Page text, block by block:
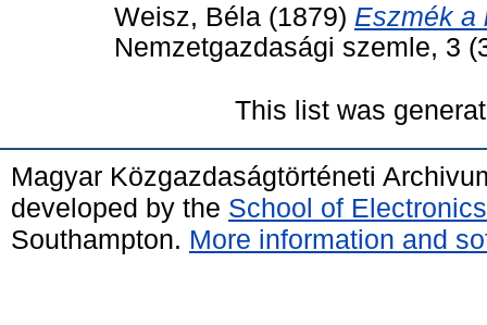
Weisz, Béla (1879) Eszmék a
Nemzetgazdasági szemle, 3
This list was
Magyar Közgazdaságtörténeti
developed by the School of
Southampton. More information and